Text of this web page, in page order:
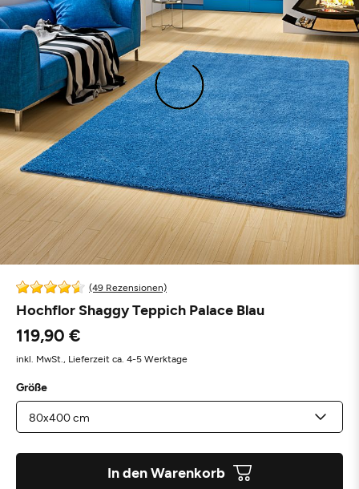
(49 Rezensionen)
Hochflor Shaggy Teppich Palace Blau
119,90 €
inkl. MwSt., Lieferzeit ca. 4-5 Werktage
Größe
In den Warenkorb